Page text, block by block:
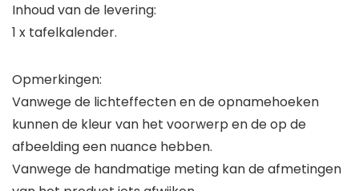
Inhoud van de levering:
1 x tafelkalender.
Opmerkingen:
Vanwege de lichteffecten en de opnamehoeken
kunnen de kleur van het voorwerp en de op de
afbeelding een nuance hebben.
Vanwege de handmatige meting kan de afmetingen